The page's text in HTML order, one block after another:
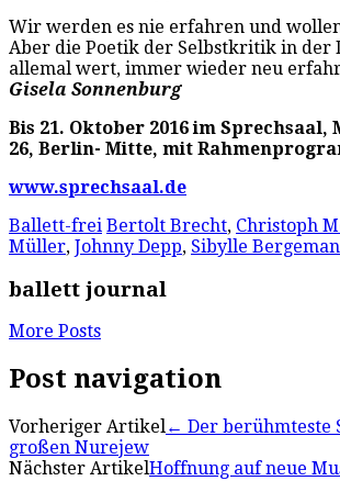
Wir werden es nie erfahren und
Aber die Poetik der Selbstkritik in der
allemal wert, immer wieder neu
Gisela Sonnenburg
Bis 21. Oktober 2016 im
26, Berlin- Mitte, mit
www.sprechsaal.de
Ballett-frei Bertolt Brecht, Christoph
Müller, Johnny Depp, Sibylle
ballett journal
More Posts
Post navigation
Vorheriger Artikel← Der berühmteste
großen Nurejew
Nächster ArtikelHoffnung auf neue